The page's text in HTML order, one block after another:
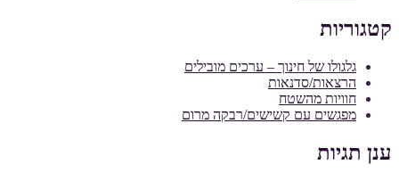
קטגוריות
גלגולו של חינוך – ערכים מובילים
הרצאות/סדנאות
חוויות מהשטח
מפגשים עם קשישים/רבקה מרום
ענן תגיות